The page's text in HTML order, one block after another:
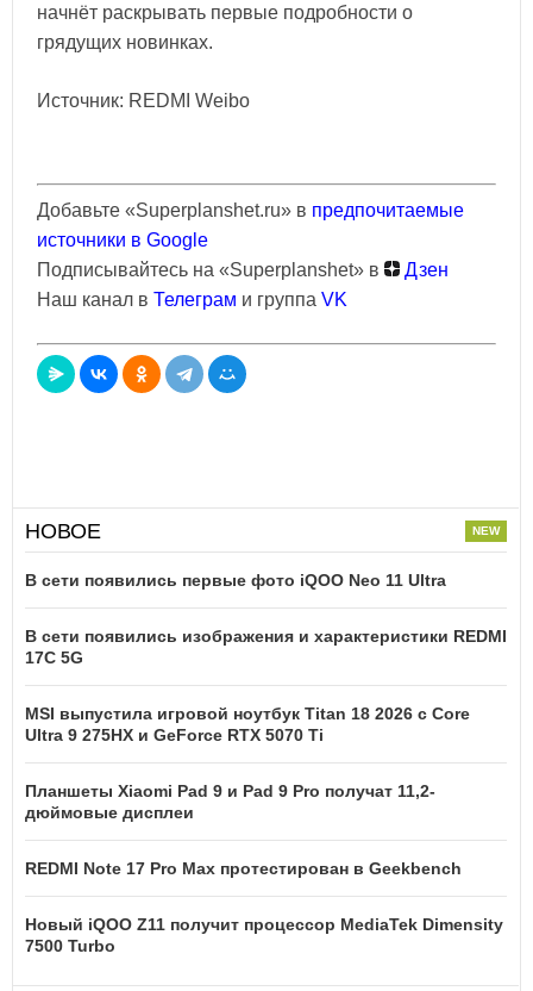
начнёт раскрывать первые подробности о
грядущих новинках.
Источник: REDMI Weibo
Добавьте «Superplanshet.ru» в предпочитаемые
источники в Google
Подписывайтесь на «Superplanshet» в
Дзен
Наш канал в Телеграм и группа VK
НОВОЕ
В сети появились первые фото iQOO Neo 11 Ultra
В сети появились изображения и характеристики REDMI
17C 5G
MSI выпустила игровой ноутбук Titan 18 2026 с Core
Ultra 9 275HX и GeForce RTX 5070 Ti
Планшеты Xiaomi Pad 9 и Pad 9 Pro получат 11,2-
дюймовые дисплеи
REDMI Note 17 Pro Max протестирован в Geekbench
Новый iQOO Z11 получит процессор MediaTek Dimensity
7500 Turbo